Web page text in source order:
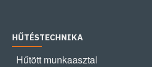
HŰTÉSTECHNIKA
Hűtött munkaasztal